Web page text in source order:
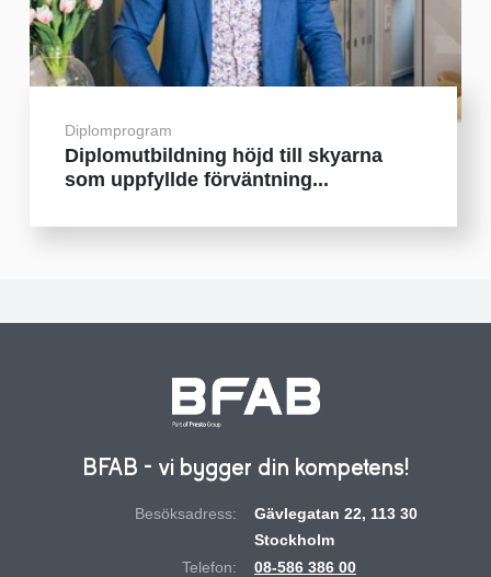
Diplomprogram
Diplomutbildning höjd till skyarna
som uppfyllde förväntning...
BFAB - vi bygger din kompetens!
Besöksadress:
Gävlegatan 22, 113 30
Stockholm
Telefon:
08-586 386 00